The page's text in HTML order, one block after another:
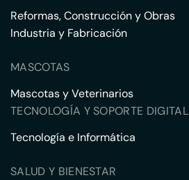
Reformas, Construcción y Obras
Industria y Fabricación
MASCOTAS
Mascotas y Veterinarios
TECNOLOGÍA Y SOPORTE DIGITAL
Tecnología e Informática
SALUD Y BIENESTAR